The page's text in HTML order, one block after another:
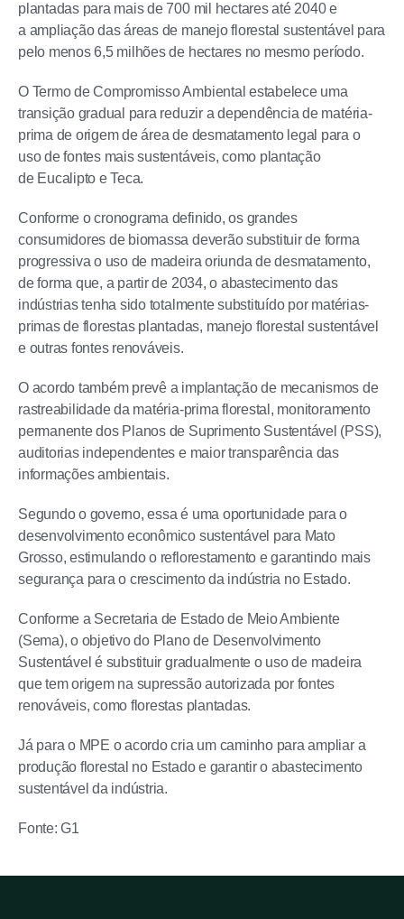
plantadas para mais de 700 mil hectares até 2040 e
a ampliação das áreas de manejo florestal sustentável para
pelo menos 6,5 milhões de hectares no mesmo período.
O Termo de Compromisso Ambiental estabelece uma
transição gradual para reduzir a dependência de matéria-
prima de origem de área de desmatamento legal para o
uso de fontes mais sustentáveis, como plantação
de Eucalipto e Teca.
Conforme o cronograma definido, os grandes
consumidores de biomassa deverão substituir de forma
progressiva o uso de madeira oriunda de desmatamento,
de forma que, a partir de 2034, o abastecimento das
indústrias tenha sido totalmente substituído por matérias-
primas de florestas plantadas, manejo florestal sustentável
e outras fontes renováveis.
O acordo também prevê a implantação de mecanismos de
rastreabilidade da matéria-prima florestal, monitoramento
permanente dos Planos de Suprimento Sustentável (PSS),
auditorias independentes e maior transparência das
informações ambientais.
Segundo o governo, essa é uma oportunidade para o
desenvolvimento econômico sustentável para Mato
Grosso, estimulando o reflorestamento e garantindo mais
segurança para o crescimento da indústria no Estado.
Conforme a Secretaria de Estado de Meio Ambiente
(Sema), o objetivo do Plano de Desenvolvimento
Sustentável é substituir gradualmente o uso de madeira
que tem origem na supressão autorizada por fontes
renováveis, como florestas plantadas.
Já para o MPE o acordo cria um caminho para ampliar a
produção florestal no Estado e garantir o abastecimento
sustentável da indústria.
Fonte: G1